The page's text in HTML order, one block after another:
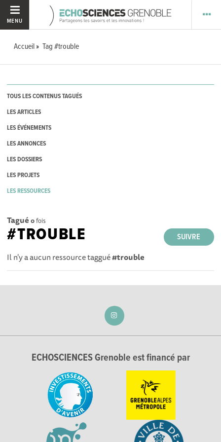
MENU
Accueil Tag #trouble
TOUS LES CONTENUS TAGUÉS
LES ARTICLES
LES ÉVÉNEMENTS
LES ANNONCES
LES DOSSIERS
LES PROJETS
LES RESSOURCES
Tagué 0fois
SUIVRE
#TROUBLE
Il n'y a aucun ressource taggué#trouble
ECHOSCIENCES Grenoble est financé par